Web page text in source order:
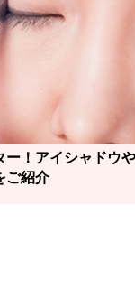
！アイシャドウ
ご紹介